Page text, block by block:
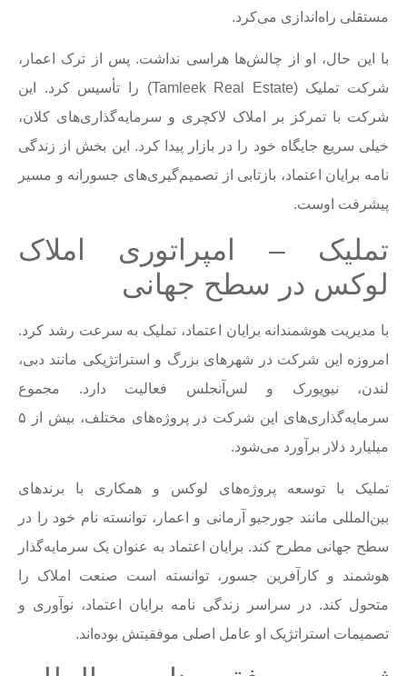
مستقلی راه‌اندازی می‌کرد.
با این حال، او از چالش‌ها هراسی نداشت. پس از ترک اعمار،
شرکت تملیک (Tamleek Real Estate) را تأسیس کرد. این
شرکت با تمرکز بر املاک لاکچری و سرمایه‌گذاری‌های کلان،
خیلی سریع جایگاه خود را در بازار پیدا کرد. این بخش از زندگی
نامه برایان اعتماد، بازتابی از تصمیم‌گیری‌های جسورانه و مسیر
پیشرفت اوست.
تملیک – امپراتوری املاک
لوکس در سطح جهانی
با مدیریت هوشمندانه برایان اعتماد، تملیک به سرعت رشد کرد.
امروزه این شرکت در شهرهای بزرگ و استراتژیکی مانند دبی،
لندن، نیویورک و لس‌آنجلس فعالیت دارد. مجموع
سرمایه‌گذاری‌های این شرکت در پروژه‌های مختلف، بیش از ۵
میلیارد دلار برآورد می‌شود.
تملیک با توسعه پروژه‌های لوکس و همکاری با برندهای
بین‌المللی مانند جورجیو آرمانی و اعمار، توانسته نام خود را در
سطح جهانی مطرح کند. برایان اعتماد به عنوان یک سرمایه‌گذار
هوشمند و کارآفرین جسور، توانسته است صنعت املاک را
متحول کند. در سراسر زندگی نامه برایان اعتماد، نوآوری و
تصمیمات استراتژیک او عامل اصلی موفقیتش بوده‌اند.